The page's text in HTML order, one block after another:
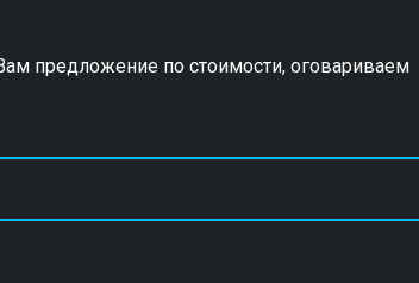
предложение по стоимости, оговариваем